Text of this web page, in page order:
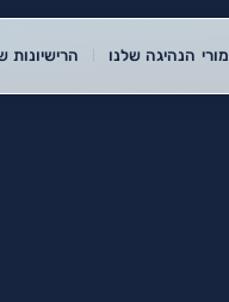
מורי הנהיגה שלנו הרישיונות